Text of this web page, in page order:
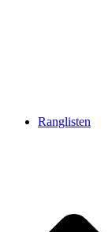
Ranglisten